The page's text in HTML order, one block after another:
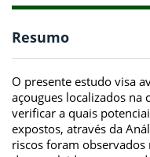
Resumo
O presente estudo visa
açougues localizados na
verificar a quais
expostos, através da
riscos foram